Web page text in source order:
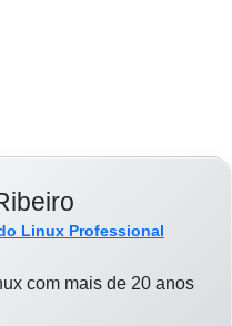
Linux Professional
com mais de 20 anos